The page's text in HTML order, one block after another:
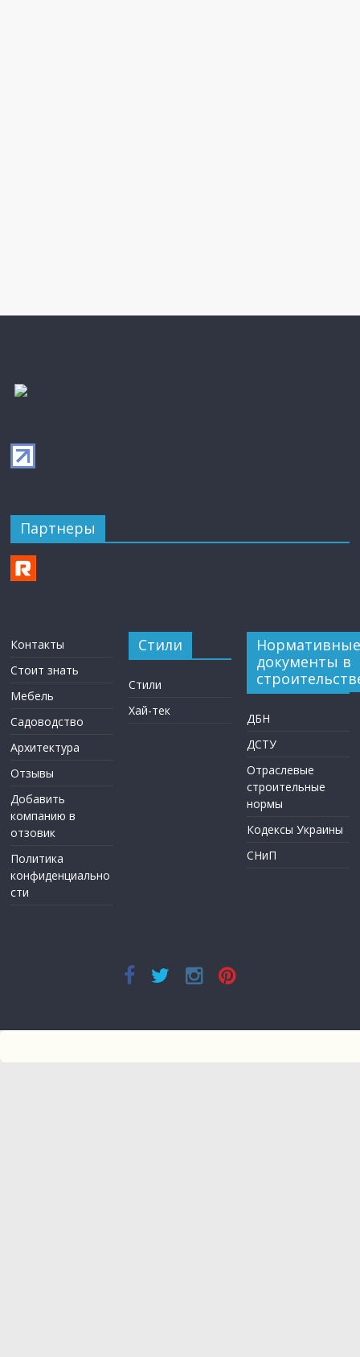
Партнеры
Контакты
Стоит знать
Мебель
Садоводство
Архитектура
Отзывы
Добавить
компанию в
отзовик
Политика
конфиденциально
сти
Стили
Стили
Хай-тек
Нормативные
документы в
ДБН
ДСТУ
Отраслевые
строительные
нормы
Кодексы Украины
СНиП